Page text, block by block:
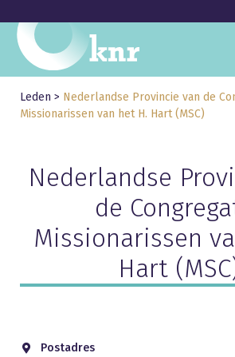
Leden > Nederlandse Provincie van de
Missionarissen van het H. Hart (MSC)
Nederlandse
de
Missionarissen
Hart
Postadres